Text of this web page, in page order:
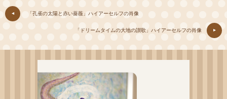
「孔雀の太陽と赤い薔薇」ハイアーセルフの肖像
「ドリームタイムの大地の讃歌」ハイアーセルフの肖像